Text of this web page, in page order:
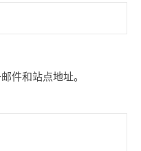
件和站点地址。